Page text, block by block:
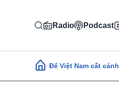
Radio Podcast
Main navigation
Để Việt Nam cất cánh